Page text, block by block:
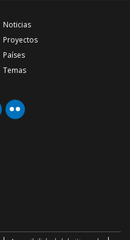
Noticias
Proyectos
Países
Temas